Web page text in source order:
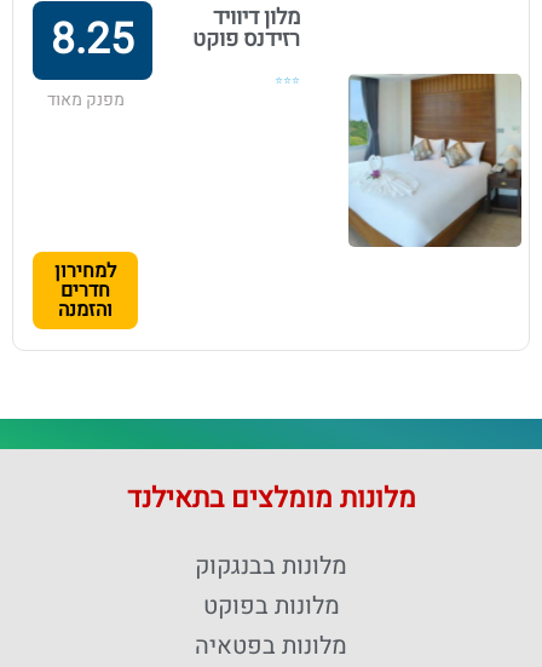
מלון דיוויד
רזידנס פוקט
⭐⭐⭐
8.25
מפנק מאוד
למחירון
חדרים
והזמנה
מלונות מומלצים בתאילנד
מלונות בבנגקוק
מלונות בפוקט
מלונות בפטאיה